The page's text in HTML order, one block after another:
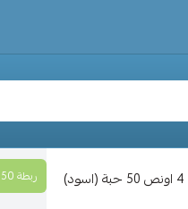
ربطة 50 كوب